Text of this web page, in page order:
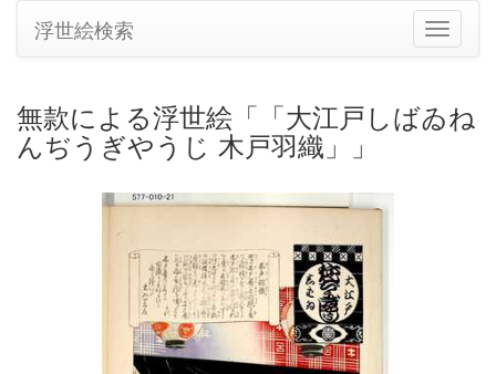
ナ
ビ
シ
浮世絵検索
無款による浮世絵「「大江戸しばゐね
んぢうぎやうじ 木戸羽織」」